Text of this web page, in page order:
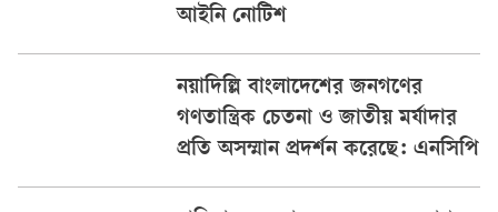
আইনি নোটিশ
নয়াদিল্লি বাংলাদেশের জনগণের
গণতান্ত্রিক চেতনা ও জাতীয় মর্যাদার
প্রতি অসম্মান প্রদর্শন করেছে: এনসিপি